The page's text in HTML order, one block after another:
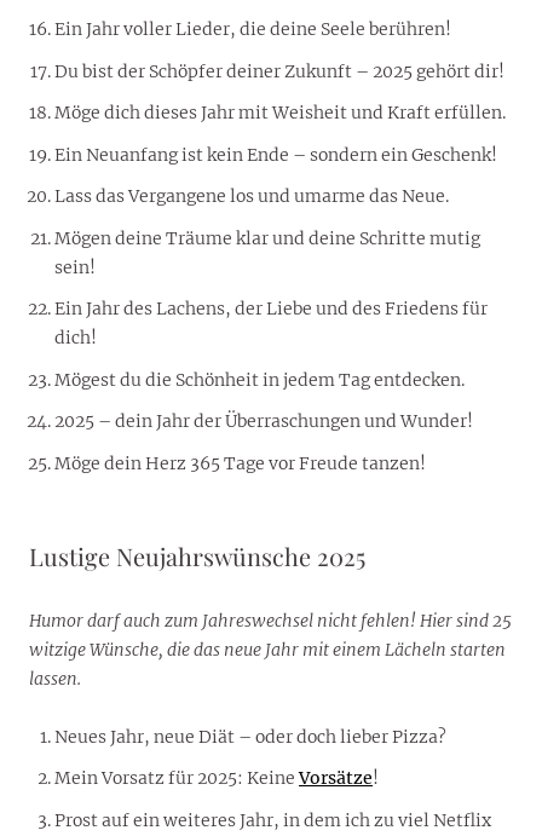
Ein Jahr voller Lieder, die deine Seele berühren!
Du bist der Schöpfer deiner Zukunft – 2025 gehört dir!
Möge dich dieses Jahr mit Weisheit und Kraft erfüllen.
Ein Neuanfang ist kein Ende – sondern ein Geschenk!
Lass das Vergangene los und umarme das Neue.
Mögen deine Träume klar und deine Schritte mutig
sein!
Ein Jahr des Lachens, der Liebe und des Friedens für
dich!
Mögest du die Schönheit in jedem Tag entdecken.
2025 – dein Jahr der Überraschungen und Wunder!
Möge dein Herz 365 Tage vor Freude tanzen!
Lustige Neujahrswünsche 2025
Humor darf auch zum Jahreswechsel nicht fehlen! Hier sind 25
witzige Wünsche, die das neue Jahr mit einem Lächeln starten
lassen.
Neues Jahr, neue Diät – oder doch lieber Pizza?
Mein Vorsatz für 2025: KeineVorsätze!
Prost auf ein weiteres Jahr, in dem ich zu viel Netflix